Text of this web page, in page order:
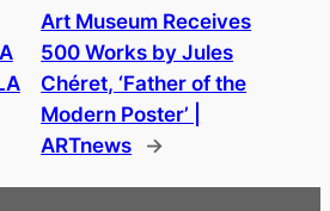
Art Museum Receives
500 Works by Jules
Chéret, ‘Father of the
Modern Poster’ |
ARTnews
→